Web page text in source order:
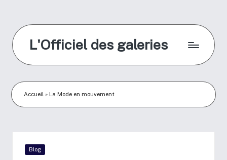
L'Officiel des galeries
Accueil »La Mode en mouvement
Blog